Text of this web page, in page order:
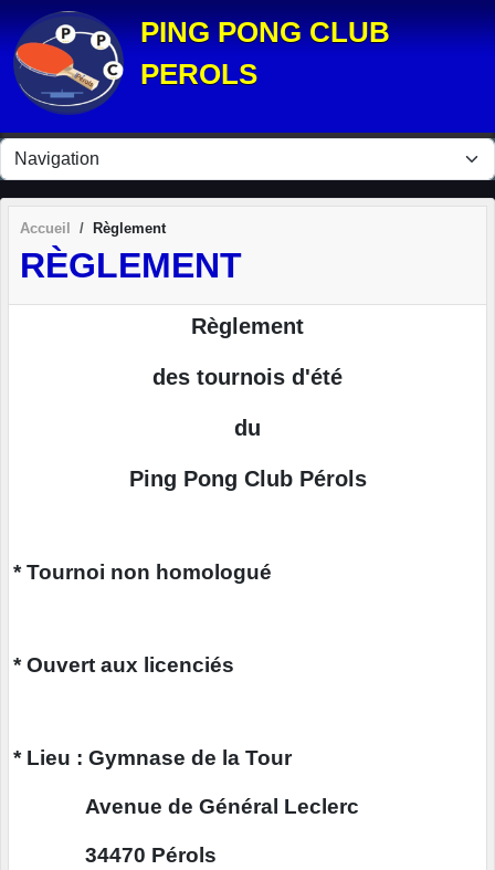
PING PONG CLUB
PEROLS
Accueil Règlement
RÈGLEMENT
Règlement
des tournois d'été
du
Ping Pong Club Pérols
* Tournoi non homologué
* Ouvert aux licenciés
* Lieu : Gymnase de la Tour
Avenue de Général Leclerc
34470 Pérols
Panneau de gestion des cookies